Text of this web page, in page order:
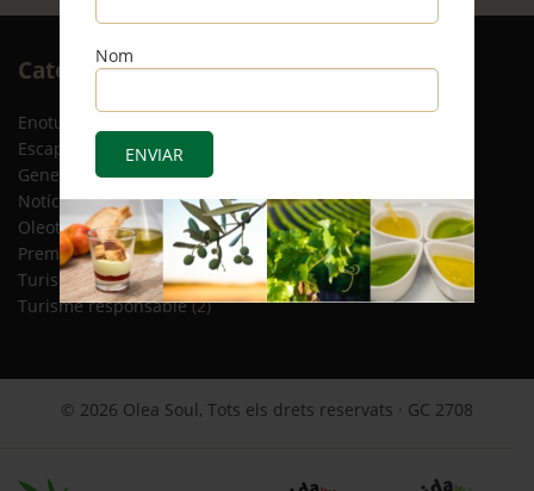
Nom
Categories
Enoturisme
Escapades
(12)
General
(8)
Notícies(4)
Oleoturisme(13)
Premsa(2)
Turisme gastronòmic(15)
Turisme responsable(2)
Arxiu
RSS
© 2026 Olea Soul, Tots els drets reservats · GC 2708